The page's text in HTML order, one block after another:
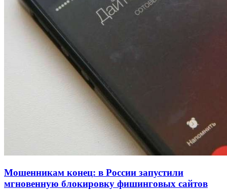
В Красноармейском районе Волгограда стартует
конкурс на ремонт моста через Волго‑Донской
судоходный канал
Фестиваль #ТриЧетыре в Волгограде пройдёт
11–13 сентября в рамках Года единства народов
Мошенникам конец: в России запустили
мгновенную блокировку фишинговых сайтов